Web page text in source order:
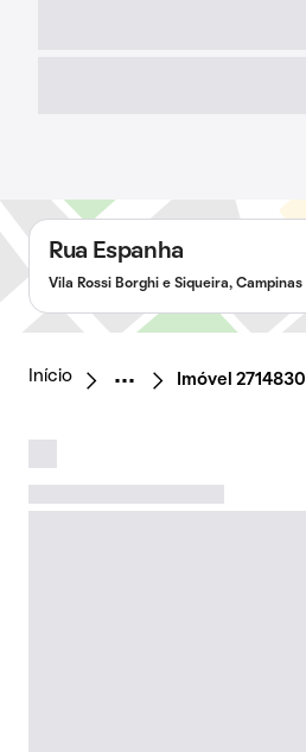
Rua Espanha
Vila Rossi Borghi e Siqueira, Campinas
Início Imóvel 2714830